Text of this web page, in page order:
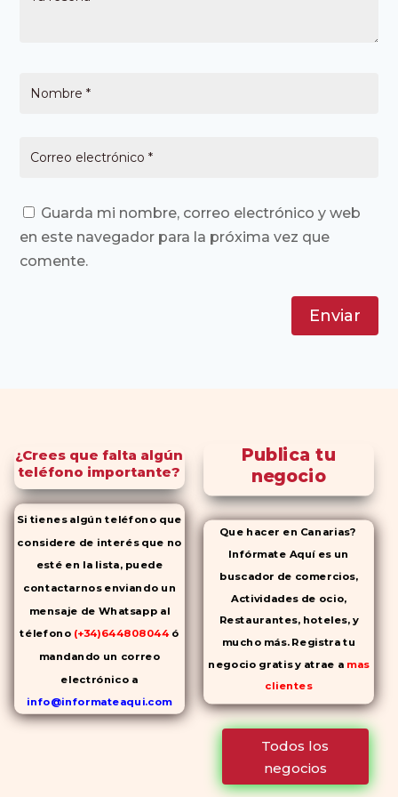
Guarda mi nombre, correo electrónico y web
en este navegador para la próxima vez que
comente.
Enviar
¿Crees que falta algún
teléfono importante?
Si tienes algún teléfono que
considere de interés que no
esté en la lista, puede
contactarnos enviando un
mensaje de Whatsapp al
télefono (+34)644808044 ó
mandando un correo
electrónico a
info@informateaqui.com
Mientras que antes la
Publica tu
negocio
Que hacer en Canarias?
Infórmate Aquí es un
buscador de comercios,
Actividades de ocio,
Restaurantes, hoteles, y
mucho más. Registra tu
negocio gratis y atrae a mas
clientes
Todos los
negocios